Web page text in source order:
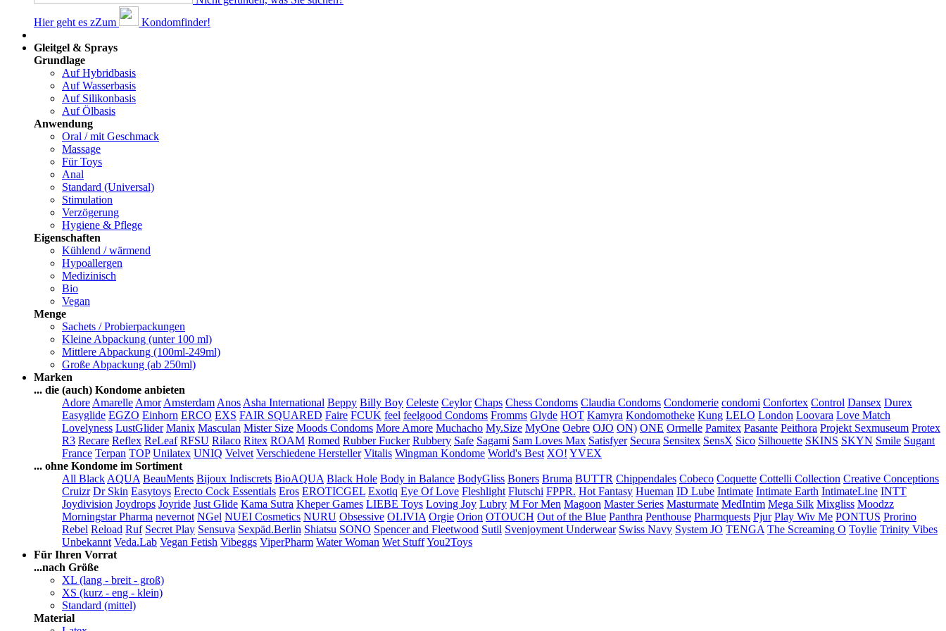
Hier geht es zZum
Kondomfinder!
Gleitgel & Sprays
Grundlage
Auf Hybridbasis
Auf Wasserbasis
Auf Silikonbasis
Auf Ölbasis
Anwendung
Oral / mit Geschmack
Massage
Für Toys
Anal
Standard (Universal)
Stimulation
Verzögerung
Hygiene & Pflege
Eigenschaften
Kühlend / wärmend
Hypoallergen
Medizinisch
Bio
Vegan
Menge
Sachets / Probierpackungen
Kleine Abpackung (unter 100 ml)
Mittlere Abpackung (100ml-249ml)
Große Abpackung (ab 250ml)
Marken
... die (auch) Kondome anbieten
Adore Amarelle Amor Amsterdam Anos Asha International Beppy Billy Boy Celeste Ceylor Chaps Chess Condoms Claudia Condoms Condomerie condomi Confortex Control Dansex Durex
Easyglide EGZO Einhorn ERCO EXS FAIR SQUARED Faire FCUK feel feelgood Condoms Fromms Glyde HOT Kamyra Kondomotheke Kung LELO London Loovara Love Match
Lovelyness LustGlider Manix Masculan Mister Size Moods Condoms More Amore Muchacho My.Size MyOne Oebre OJO ON) ONE Ormelle Pamitex Pasante Peithora Projekt Sexmuseum Protex
R3 Recare Reflex ReLeaf RFSU Rilaco Ritex ROAM Romed Rubber Fucker Rubbery Safe Sagami Sam Loves Max Satisfyer Secura Sensitex SensX Sico Silhouette SKINS SKYN Smile Sugant
France Terpan TOP Unilatex UNIQ Velvet Verschiedene Hersteller Vitalis Wingman Kondome World's Best XO! YVEX
... ohne Kondome im Sortiment
All Black AQUA BeauMents Bijoux Indiscrets BioAQUA Black Hole Body in Balance BodyGliss Boners Bruma BUTTR Chippendales Cobeco Coquette Cottelli Collection Creative Conceptions
Cruizr Dr Skin Easytoys Erecto Cock Essentials Eros EROTICGEL Exotiq Eye Of Love Fleshlight Flutschi FPPR. Hot Fantasy Hueman ID Lube Intimate Intimate Earth IntimateLine INTT
Joydivision Joydrops Joyride Just Glide Kama Sutra Kheper Games LIEBE Toys Loving Joy Lubry M For Men Magoon Master Series Masturmate MedIntim Mega Silk Mixgliss Moodzz
Morningstar Pharma nevernot NGel NUEI Cosmetics NURU Obsessive OLIVIA Orgie Orion OTOUCH Out of the Blue Panthra Penthouse Pharmquests Pjur Play Wiv Me PONTUS Prorino
Rebel Reload Ruf Secret Play Sensuva Sexpäd.Berlin Shiatsu SONO Spencer and Fleetwood Sutil Svenjoyment Underwear Swiss Navy System JO TENGA The Screaming O Toylie Trinity Vibes
Unbekannt Veda.Lab Vegan Fetish Vibeggs ViperPharm Water Woman Wet StuffYou2Toys
Für Ihren Vorrat
...nach Größe
XL (lang - breit - groß)
XS (kurz - eng - klein)
Standard (mittel)
Material